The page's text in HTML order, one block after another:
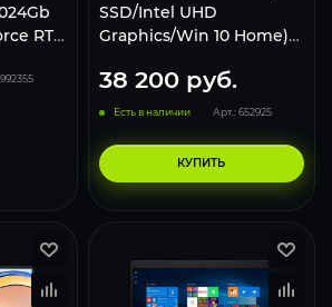
RTX
SSD/Intel UHD
Graphics/Win 10 Home)
38 200руб.
Есть в наличии Арт.: 652925
КУПИТЬ